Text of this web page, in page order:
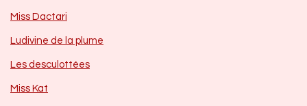
Miss Dactari
Ludivine de la plume
Les desculottées
Miss Kat